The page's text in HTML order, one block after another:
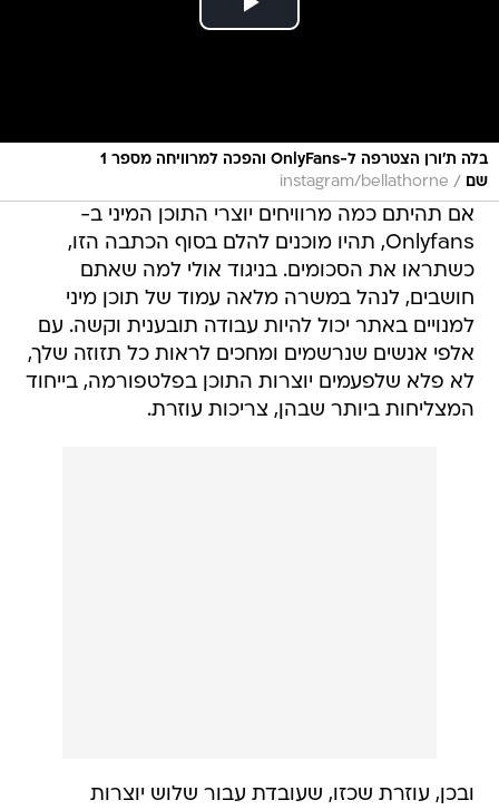
בלה ת'ורן הצטרפה ל-OnlyFans והפכה למרוויחה מספר 1
שם
/
instagram/bellathorne
אם תהיתם כמה מרוויחים יוצרי התוכן המיני ב-
Onlyfans, תהיו מוכנים להלם בסוף הכתבה הזו,
כשתראו את הסכומים. בניגוד אולי למה שאתם
חושבים, לנהל במשרה מלאה עמוד של תוכן מיני
למנויים באתר יכול להיות עבודה תובענית וקשה. עם
אלפי אנשים שנרשמים ומחכים לראות כל תזוזה שלך,
לא פלא שלפעמים יוצרות התוכן בפלטפורמה, בייחוד
המצליחות ביותר שבהן, צריכות עוזרת.
ובכן, עוזרת שכזו, שעובדת עבור שלוש יוצרות